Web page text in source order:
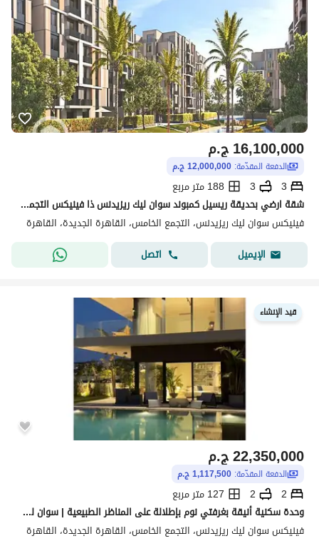
ج.م16,100,000
الدفعة المقدّمة: 12,000,000 ج.م
3
3
188 متر مربع
شقة ارضي بحديقة ريسيل كمبوند سوان ليك ريزيدنس ذا فينيكس التجمع الاول
فينيكس سوان ليك ريزيدنس، التجمع الخامس، القاهرة الجديدة، القاهرة
الإيميل
اتصل
قيد الإنشاء
ج.م22,350,000
الدفعة المقدّمة: 1,117,500 ج.م
2
2
127 متر مربع
وحدة سكنية أنيقة بغرفتي نوم بإطلالة على المناظر الطبيعية | سوان ليك ريزيدنسز
فينيكس سوان ليك ريزيدنس، التجمع الخامس، القاهرة الجديدة، القاهرة